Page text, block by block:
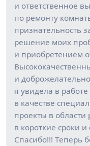
и ответственное
по ремонту
признательность
решение моих
и приобретением
и
я увидела в
в качестве
проекты в
в короткие сроки
Спасибо!!! Теперь